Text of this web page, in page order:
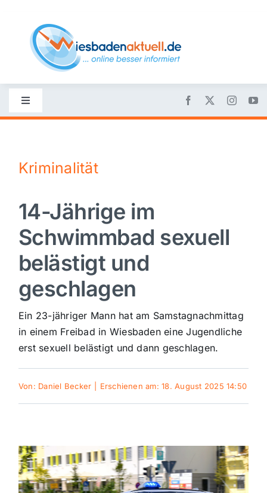
content
Toggle
Navigation
Nachrichten
Politik
Wirtschaft
Sport
Kultur
Panorama
Mein Stadtteil
Galerie
Verkehrsmeldungen
Kriminalität
14-Jährige im
Schwimmbad sexuell
belästigt und
geschlagen
Ein 23-jähriger Mann hat am Samstagnachmittag
in einem Freibad in Wiesbaden eine Jugendliche
erst sexuell belästigt und dann geschlagen.
Von: Daniel Becker Erschienen am: 18. August 2025 14:50